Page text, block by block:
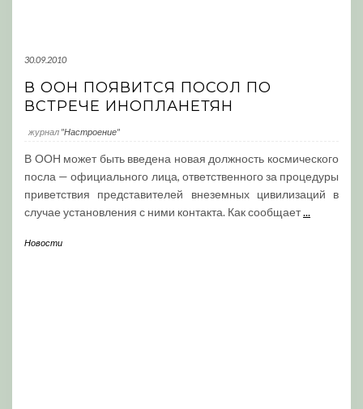
30.09.2010
В ООН ПОЯВИТСЯ ПОСОЛ ПО
ВСТРЕЧЕ ИНОПЛАНЕТЯН
журнал "Настроение"
В ООН может быть введена новая должность космического
посла — официального лица, ответственного за процедуры
приветствия представителей внеземных цивилизаций в
случае установления с ними контакта. Как сообщает...
Новости